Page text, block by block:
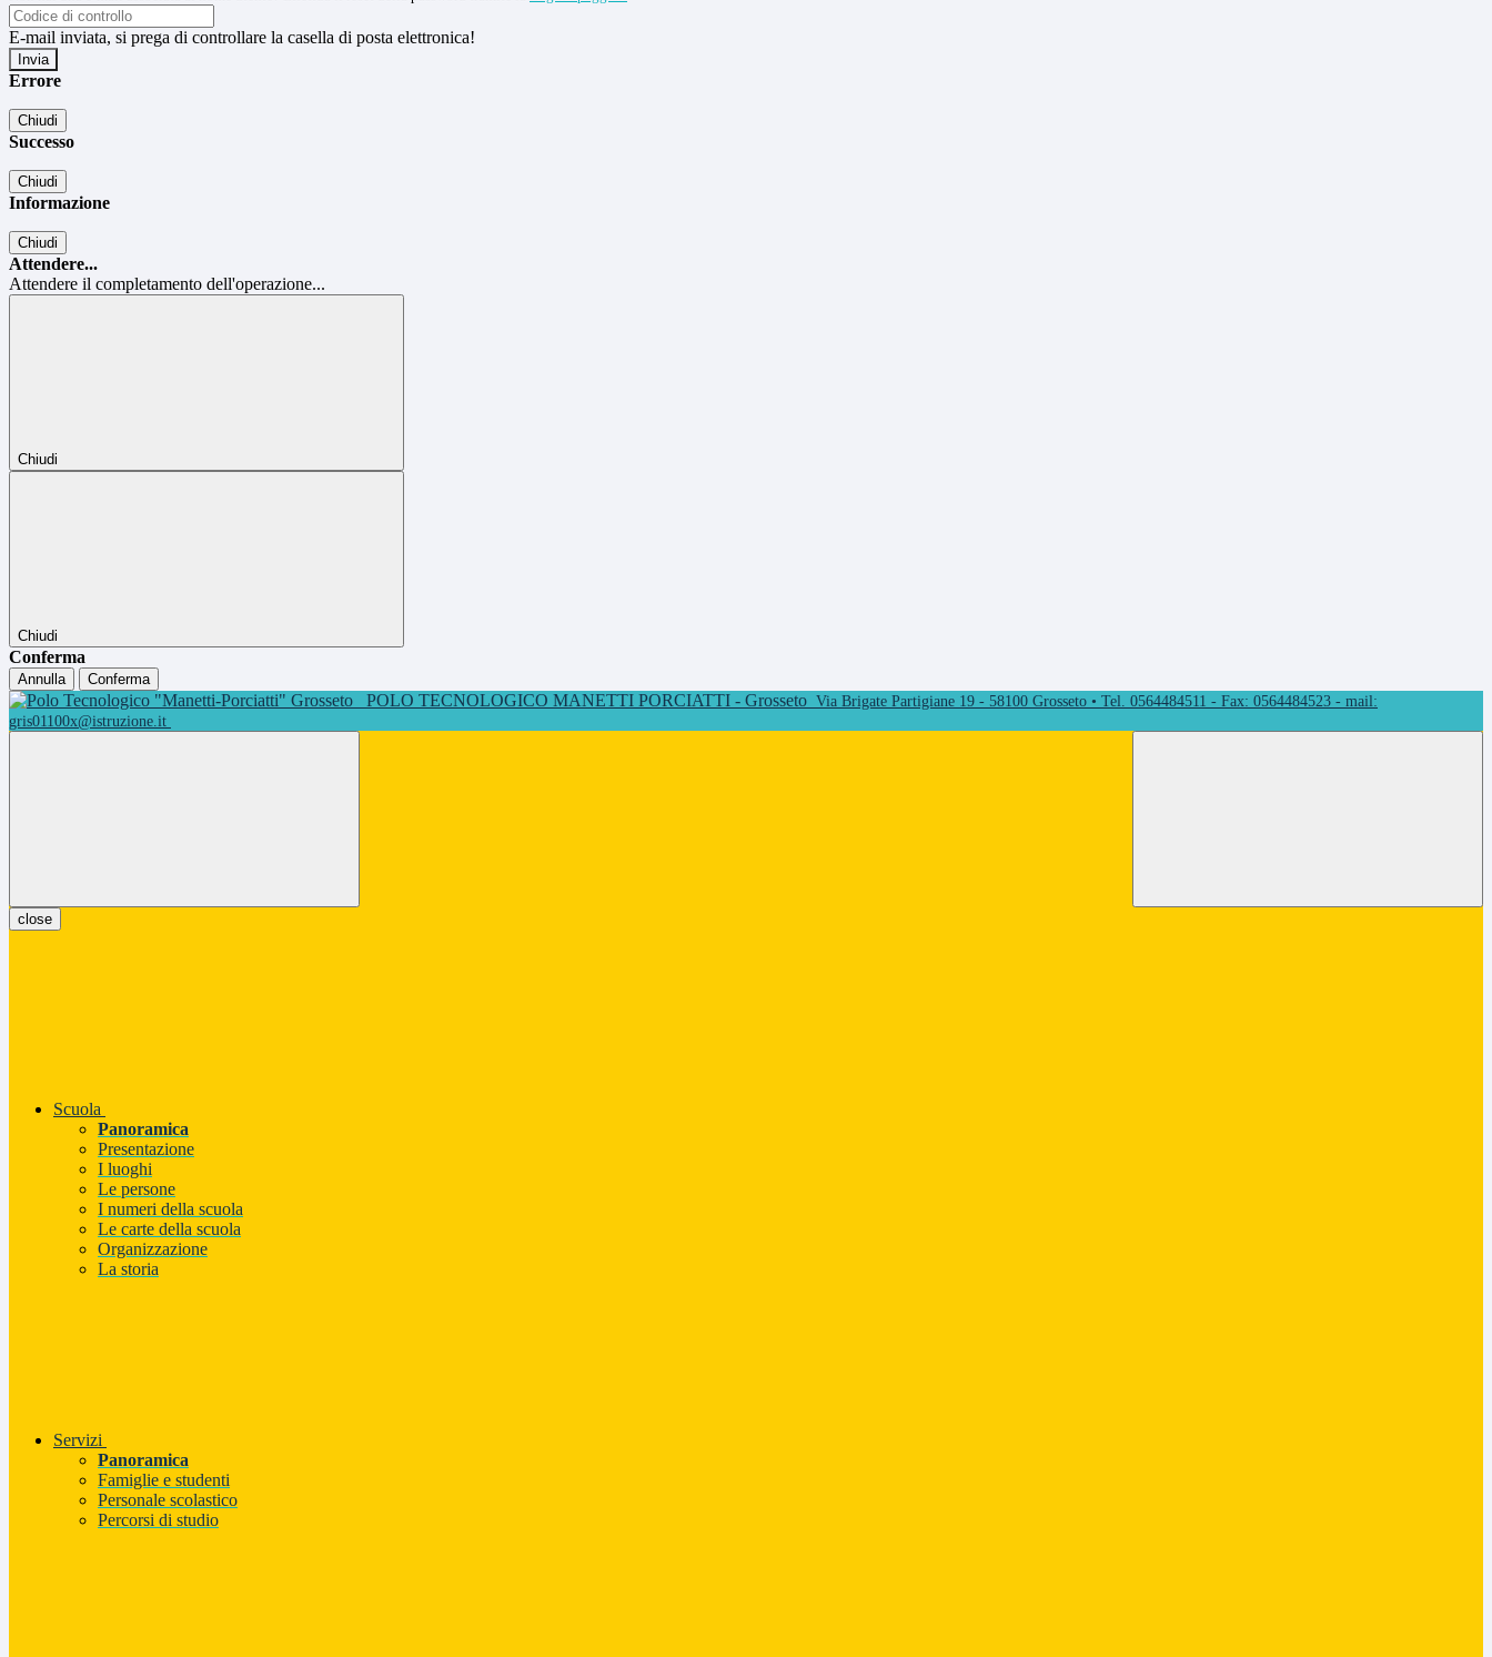
E-mail inviata, si prega di controllare la casella di posta elettronica!
Errore
Chiudi
Successo
Chiudi
Informazione
Chiudi
Attendere...
Attendere il completamento dell'operazione...
Chiudi
Chiudi
Conferma
Annulla Conferma
POLO TECNOLOGICO MANETTI PORCIATTI - Grosseto Via Brigate Partigiane 19 - 58100 Grosseto • Tel. 0564484511 - Fax: 0564484523 - mail:
gris01100x@istruzione.it
close
Scuola
Panoramica
Presentazione
I luoghi
Le persone
I numeri della scuola
Le carte della scuola
Organizzazione
La storia
Servizi
Panoramica
Famiglie e studenti
Personale scolastico
Percorsi di studio